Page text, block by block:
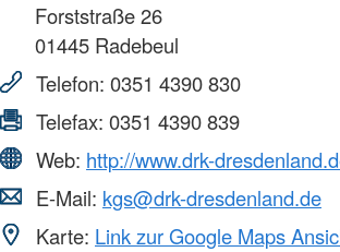
Forststraße 26
01445 Radebeul
Telefon: 0351 4390 830
Telefax: 0351 4390 839
Web: http://www.drk-
E-Mail: kgs@drk-dresdenland.de
Karte: Link zur Google Maps